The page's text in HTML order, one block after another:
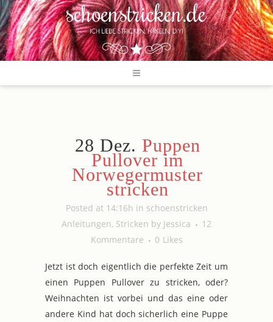
28 Dez. Puppen
Pullover im
Norwegermuster
stricken
Posted at 14:16h in schoenstricken
Anleitungen, Stricken by Jessica
12
Kommentare
0 Likes
Jetzt ist doch eigentlich die perfekte Zeit um
einen Puppen Pullover zu stricken, oder?
Weihnachten ist vorbei und das eine oder
andere Kind hat doch sicherlich eine Puppe